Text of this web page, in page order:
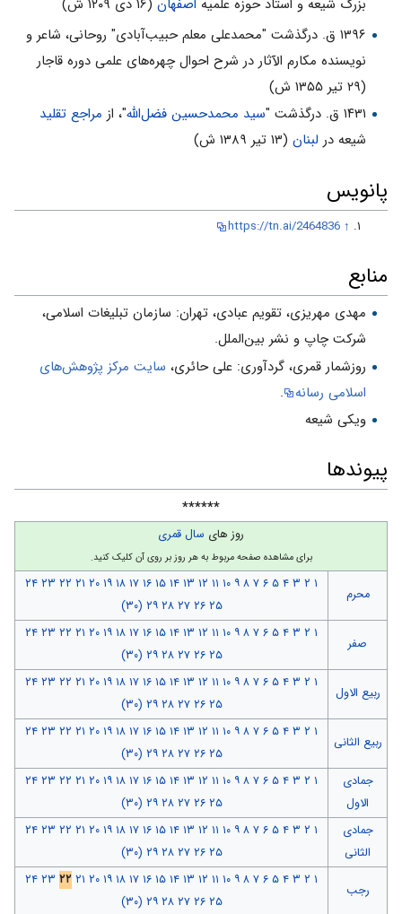
بزرگ شیعه و استاد حوزه علمیه اصفهان(۱۶ دی ۱۲۰۹ ش)
۱۳۹۶ ق. درگذشت "محمدعلی معلم حبیب‌آبادی" روحانی، شاعر و
نویسنده مکارم الآثار در شرح احوال چهره‌های علمی دوره قاجار
(۲۹ تیر ۱۳۵۵ ش)
۱۴۳۱ ق. درگذشت "
سید محمدحسین فضل‌الله"، از مراجع تقلید
شیعه در لبنان(۱۳ تیر ۱۳۸۹ ش)
پانویس
↑
https://tn.ai/2464836
منابع
مهدی مهریزی، تقویم عبادی، ت‍ه‍ران‌: س‍ازم‍ان‌ ت‍ب‍ل‍ی‍غ‍ات‌ اس‍لام‍ی‌،
ش‍رک‍ت‌ چ‍اپ‌ و ن‍ش‍ر ب‍ی‍ن‌ال‍م‍ل‍ل‌.
روزشمار قمرى، گردآورى: على حائرى، سایت مركز پژوهش‌هاى
اسلامى رسانه
.
ویکی شیعه
پیوندها
******
روز های سال قمری
برای مشاهده صفحه مربوط به هر روز بر روی آن کلیک کنید.
محرم
۱ ۲ ۳ ۴ ۵ ۶ ۷ ۸ ۹ ۱۰ ۱۱ ۱۲ ۱۳ ۱۴ ۱۵ ۱۶ ۱۷ ۱۸ ۱۹ ۲۰ ۲۱ ۲۲ ۲۳ ۲۴
۲۵ ۲۶ ۲۷ ۲۸ ۲۹ (۳۰)
صفر
۱ ۲ ۳ ۴ ۵ ۶ ۷ ۸ ۹ ۱۰ ۱۱ ۱۲ ۱۳ ۱۴ ۱۵ ۱۶ ۱۷ ۱۸ ۱۹ ۲۰ ۲۱ ۲۲ ۲۳ ۲۴
۲۵ ۲۶ ۲۷ ۲۸ ۲۹ (۳۰)
ربیع الاول
۱ ۲ ۳ ۴ ۵ ۶ ۷ ۸ ۹ ۱۰ ۱۱ ۱۲ ۱۳ ۱۴ ۱۵ ۱۶ ۱۷ ۱۸ ۱۹ ۲۰ ۲۱ ۲۲ ۲۳ ۲۴
۲۵ ۲۶ ۲۷ ۲۸ ۲۹ (۳۰)
ربیع الثانی
۱ ۲ ۳ ۴ ۵ ۶ ۷ ۸ ۹ ۱۰ ۱۱ ۱۲ ۱۳ ۱۴ ۱۵ ۱۶ ۱۷ ۱۸ ۱۹ ۲۰ ۲۱ ۲۲ ۲۳ ۲۴
۲۵ ۲۶ ۲۷ ۲۸ ۲۹ (۳۰)
جمادی
الاول
۱ ۲ ۳ ۴ ۵ ۶ ۷ ۸ ۹ ۱۰ ۱۱ ۱۲ ۱۳ ۱۴ ۱۵ ۱۶ ۱۷ ۱۸ ۱۹ ۲۰ ۲۱ ۲۲ ۲۳ ۲۴
۲۵ ۲۶ ۲۷ ۲۸ ۲۹ (۳۰)
جمادی
الثانی
۱ ۲ ۳ ۴ ۵ ۶ ۷ ۸ ۹ ۱۰ ۱۱ ۱۲ ۱۳ ۱۴ ۱۵ ۱۶ ۱۷ ۱۸ ۱۹ ۲۰ ۲۱ ۲۲ ۲۳ ۲۴
۲۵ ۲۶ ۲۷ ۲۸ ۲۹ (۳۰)
رجب
۱ ۲ ۳ ۴ ۵ ۶ ۷ ۸ ۹ ۱۰ ۱۱ ۱۲ ۱۳ ۱۴ ۱۵ ۱۶ ۱۷ ۱۸ ۱۹ ۲۰ ۲۱ ۲۲ ۲۳ ۲۴
۲۵ ۲۶ ۲۷ ۲۸ ۲۹ (۳۰)